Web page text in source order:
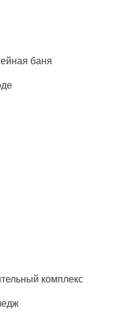
баня
комплекс